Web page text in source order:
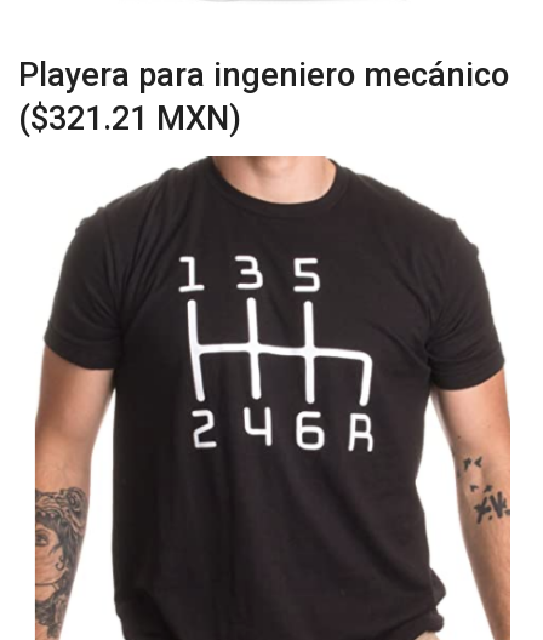
Playera para ingeniero mecánico
($321.21 MXN)